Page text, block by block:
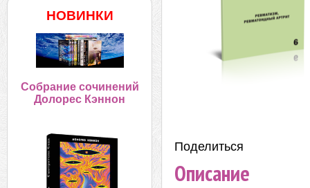
Поделиться:
Описание
НОВИНКИ
Собрание сочинений
Долорес Кэннон